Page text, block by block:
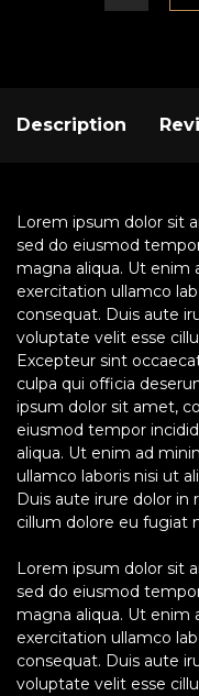
Description
Lorem ipsum dolor sit
sed do eiusmod
magna aliqua. Ut enim
exercitation ullamco
consequat. Duis aute
voluptate velit esse
Excepteur sint
culpa qui officia
ipsum dolor sit amet,
eiusmod tempor
aliqua. Ut enim ad
ullamco laboris nisi ut
Duis aute irure dolor in
cillum dolore eu fugiat
Lorem ipsum dolor sit
sed do eiusmod
magna aliqua. Ut enim
exercitation ullamco
consequat. Duis aute
voluptate velit esse